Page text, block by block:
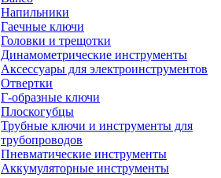
Напильники
Гаечные ключи
Головки и трещотки
Динамометрические инструменты
Аксессуары для электроинструментов
Отвертки
Г-образные ключи
Плоскогубцы
Трубные ключи и инструменты для
трубопроводов
Пневматические инструменты
Аккумуляторные инструменты